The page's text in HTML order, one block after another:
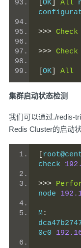
OK All
>>> Check
>>> Check
OK All
集群启动状态检测
我们可以通过./redis-
Redis Cluster的启动状
check
>>>
node
M :
0c0